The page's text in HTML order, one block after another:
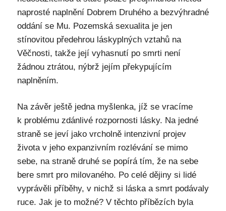
naprosté naplnění Dobrem Druhého a bezvýhradné
oddání se Mu. Pozemská sexualita je jen
stínovitou předehrou láskyplných vztahů na
Věčnosti, takže její vyhasnutí po smrti není
žádnou ztrátou, nýbrž jejím překypujícím
naplněním.
Na závěr ještě jedna myšlenka, jíž se vracíme
k problému zdánlivé rozpornosti lásky. Na jedné
straně se jeví jako vrcholně intenzivní projev
života v jeho expanzivním rozlévání se mimo
sebe, na straně druhé se popírá tím, že na sebe
bere smrt pro milovaného. Po celé dějiny si lidé
vyprávěli příběhy, v nichž si láska a smrt podávaly
ruce. Jak je to možné? V těchto příbězích byla